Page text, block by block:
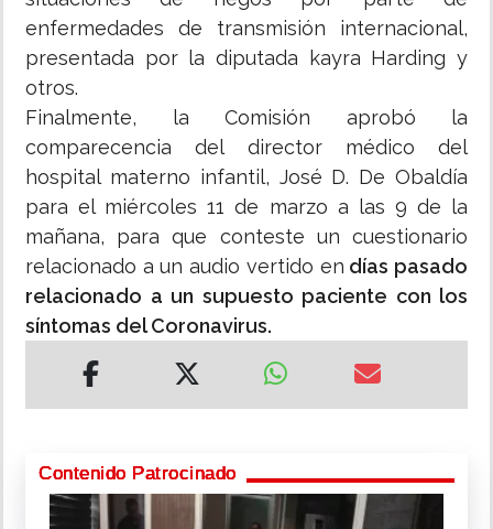
enfermedades de transmisión internacional,
presentada por la diputada kayra Harding y
otros.
Finalmente, la Comisión aprobó la
comparecencia del director médico del
hospital materno infantil, José D. De Obaldía
para el miércoles 11 de marzo a las 9 de la
mañana, para que conteste un cuestionario
relacionado a un audio vertido en días pasado
relacionado a un supuesto paciente con los
síntomas del Coronavirus.
Contenido Patrocinado